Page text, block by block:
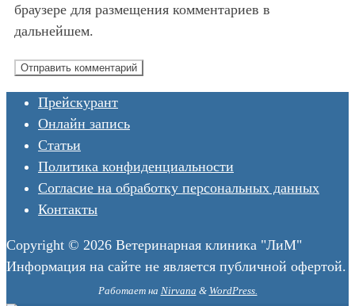
браузере для размещения комментариев в
дальнейшем.
Прейскурант
Онлайн запись
Статьи
Политика конфиденциальности
Согласие на обработку персональных данных
Контакты
Copyright © 2026 Ветеринарная клиника "ЛиМ"
Информация на сайте не является публичной офертой.
Работает на Nirvana & WordPress.